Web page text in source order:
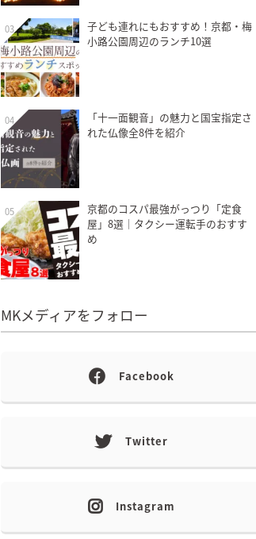
03
子ども連れにもおすすめ！京都・梅
小路公園周辺のランチ10選
04
「十一面観音」の魅力と国宝指定さ
れた仏像全8件を紹介
05
京都のコスパ最強がっつり「定食
屋」8選｜タクシー運転手のおすす
め
MKメディアをフォロー
Facebook
Twitter
Instagram